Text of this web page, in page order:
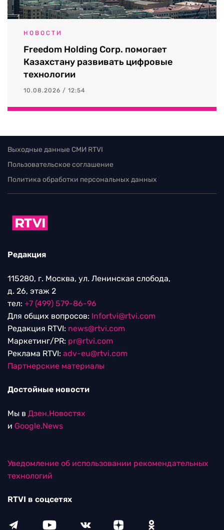
НОВОСТИ
Freedom Holding Corp. помогает
Казахстану развивать цифровые
технологии
10.08.2026 / 12:54
Выходные данные СМИ RTVI
Пользовательское соглашение
Политика обработки персональных данных
Редакция
115280, г. Москва, ул. Ленинская слобода,
д. 26, этаж 2
тел: +7 (499) 579-86-96
Для общих вопросов: Infortvi@rtvi.com
Редакция RTVI: news@rtvi.com
Маркетинг/PR: pr@rtvi.com
Реклама RTVI: adv-eu@rtvi.com
Партнерские материалы
Достойные новости
Мы в Дзен.Новостях
и Google.News
Уведомление об использовании рекомендательных
технологий
RTVI в соцсетях